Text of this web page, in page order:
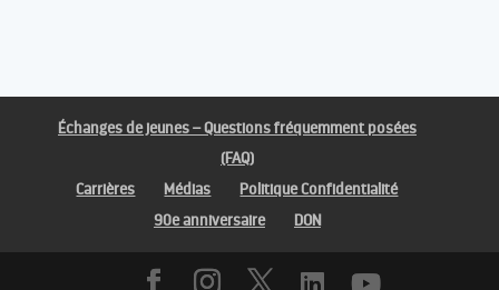
Échanges de jeunes – Questions fréquemment posées
(FAQ)
Carrières
Médias
Politique Confidentialité
90e anniversaire
DON